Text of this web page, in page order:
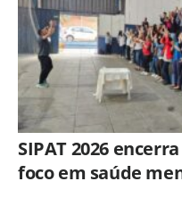
SIPAT 2026
foco em saúde